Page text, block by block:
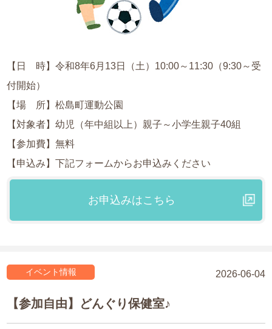
【日 時】令和8年6月13日（土）10:00～11:30（9:30～受
付開始）
【場 所】松島町運動公園
【対象者】幼児（年中組以上）親子～小学生親子40組
【参加費】無料
【申込み】下記フォームからお申込みください
お申込みはこちら
2026-06-04
イベント情報
【参加自由】どんぐり保健室♪